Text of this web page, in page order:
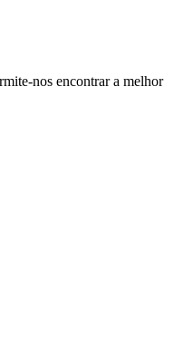
nos encontrar a melhor